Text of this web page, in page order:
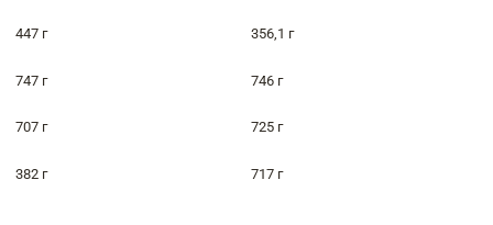
447 г 356,1 г
747 г 746 г
707 г 725 г
382 г 717 г